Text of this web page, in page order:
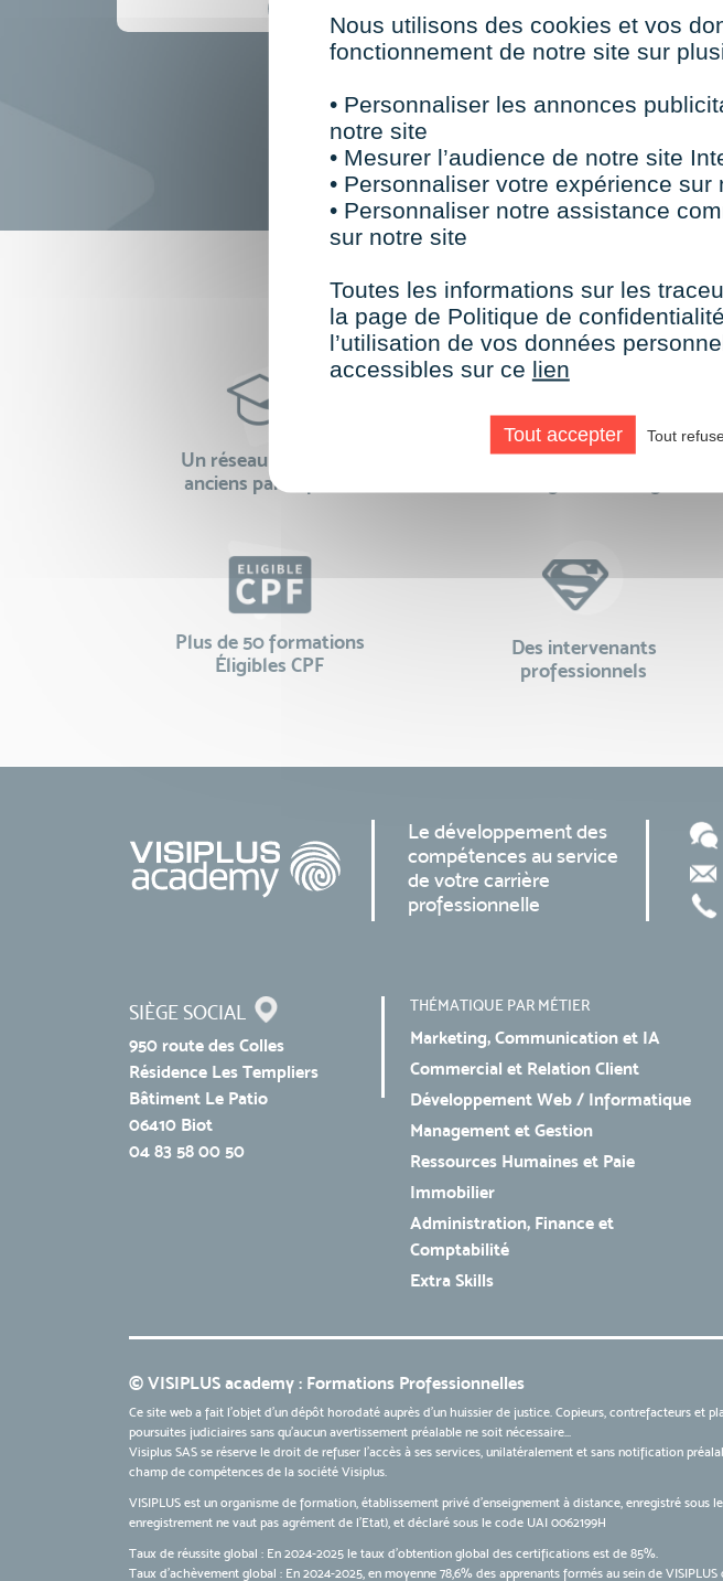
TOUTES NOS
Faire le choix de
Un réseau de 22 000
anciens participants
100% des formations réalisables
Plus de 50 formations
Éligibles CPF
Des intervenants
professionnels
Le développement des
compétences au service
de votre carrière
professionnelle
SIÈGE SOCIAL
950 route des Colles
Résidence Les Templiers
Bâtiment Le Patio
06410 Biot
04 83 58 00 50
THÉMATIQUE PAR MÉTIER
Marketing, Communication et IA
Commercial et Relation Client
Développement Web / Informatique
Management et Gestion
Ressources Humaines et Paie
Immobilier
Administration, Finance et
Comptabilité
Extra Skills
© VISIPLUS academy : Formations Professionnelles
Ce site web a fait l'objet d'un dépôt horodaté auprès d'un huissier de justice. Copieurs, contrefacteurs
poursuites judiciaires sans qu’aucun avertissement préalable ne soit nécessaire...
Visiplus SAS se réserve le droit de refuser l'accès à ses services, unilatéralement et sans notification
champ de compétences de la société Visiplus.
VISIPLUS est un organisme de formation, établissement privé d’enseignement à distance, enregistré
enregistrement ne vaut pas agrément de l’Etat), et déclaré sous le code UAI 0062199H
Taux de réussite global : En 2024-2025 le taux d'obtention global des certifications est de 85%.
Taux d’achèvement global : En 2024-2025, en moyenne 78,6% des apprenants formés au sein de
Nous utilisons des cookies et vos
fonctionnement de notre site sur
• Personnaliser les annonces
notre site
• Mesurer l’audience de notre site
• Personnaliser votre expérience sur
• Personnaliser notre assistance
sur notre site
Toutes les informations sur les
la page de Politique de
l’utilisation de vos données
accessibles sur ce lien
Tout accepter Tout